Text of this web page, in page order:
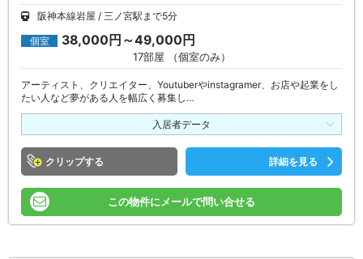
阪神本線岩屋
三ノ宮駅まで5分
個室 38,000円～49,000円
17部屋 （個室のみ）
アーティスト、クリエイター、Youtuberやinstagramer、お店や起業をし
たい人など夢がある人を幅広く募集し…
入居者データ
クリップ 詳細を見る
この物件にメールで問い合せる